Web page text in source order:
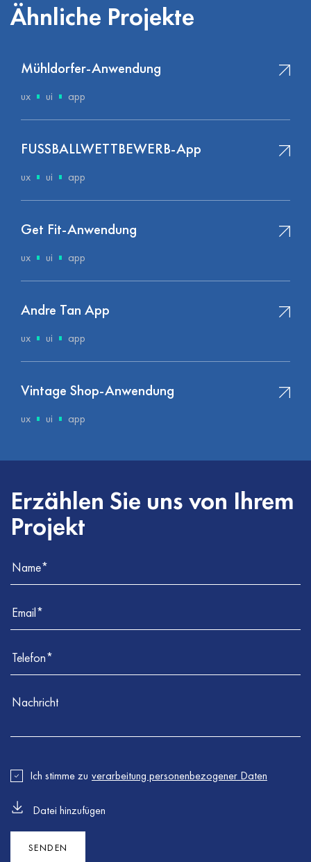
Ähnliche Projekte
Mühldorfer-Anwendung
ux ui app
FUSSBALLWETTBEWERB-App
ux ui app
Get Fit-Anwendung
ux ui app
Andre Tan App
ux ui app
Vintage Shop-Anwendung
ux ui app
Erzählen Sie uns von Ihrem
Projekt
Ich stimme zu verarbeitung personenbezogener Daten
Datei hinzufügen
SENDEN